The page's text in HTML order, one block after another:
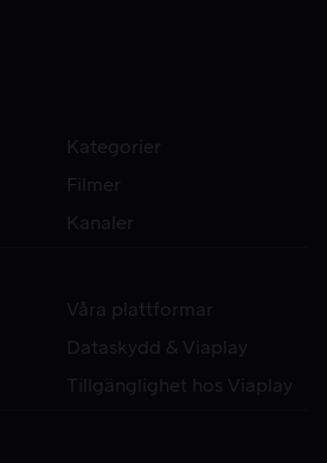
Kategorier
Filmer
Kanaler
Våra plattformar
Dataskydd & Viaplay
Tillgänglighet hos Viaplay